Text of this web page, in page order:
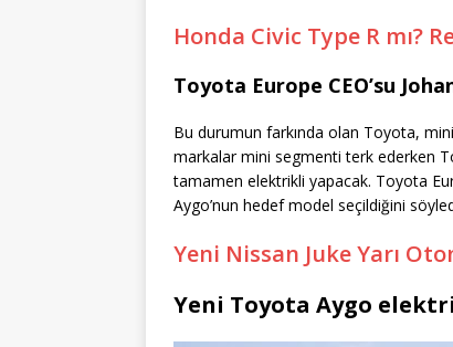
Honda Civic Type R mı?
Toyota Europe CEO’su
Bu durumun farkında olan Toyota,
markalar mini segmenti terk ederken
tamamen elektrikli yapacak. Toyota
Aygo’nun hedef model seçildiğini
Yeni Nissan Juke Yarı
Yeni Toyota Aygo